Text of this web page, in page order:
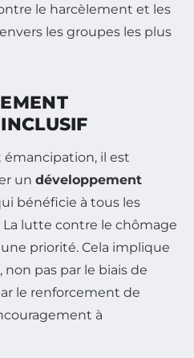
le harcèlement et les
les groupes les plus
il est
un développement
bénéficie à tous les
lutte contre le chômage
priorité. Cela implique
non pas par le biais de
le renforcement de
à